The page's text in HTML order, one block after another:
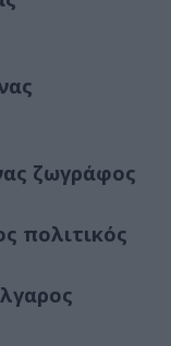
ζωγράφος
πολιτικός